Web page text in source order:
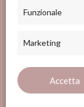
Funzionale
Marketing
Accetta